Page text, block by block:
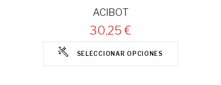
ACIBOT
30,25 €
SELECCIONAR OPCIONES